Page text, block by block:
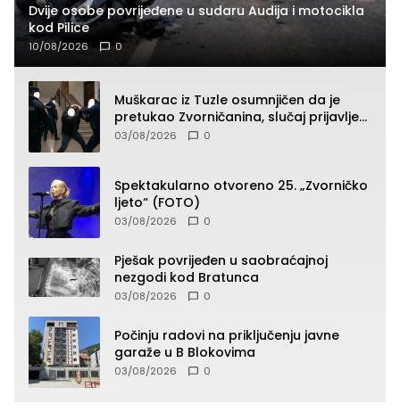
Dvije osobe povrijeđene u sudaru Audija i motocikla
kod Pilice
10/08/2026 0
Muškarac iz Tuzle osumnjičen da je
pretukao Zvorničanina, slučaj prijavljen
tužilaštvu
03/08/2026 0
Spektakularno otvoreno 25. „Zvorničko
ljeto“ (FOTO)
03/08/2026 0
Pješak povrijeđen u saobraćajnoj
nezgodi kod Bratunca
03/08/2026 0
Počinju radovi na priključenju javne
garaže u B Blokovima
03/08/2026 0